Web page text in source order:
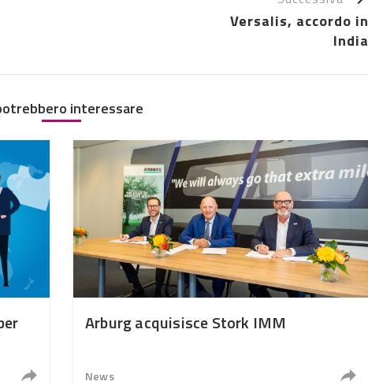
Versalis, accordo in
India
interessare
Arburg acquisisce Stork IMM
News